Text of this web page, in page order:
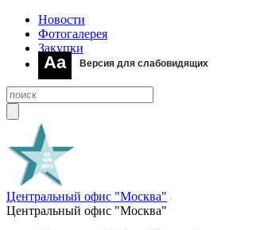
Новости
Фотогалерея
Закупки
Aa Версия для слабовидящих
Центральный офис "Москва"
Центральный офис "Москва"